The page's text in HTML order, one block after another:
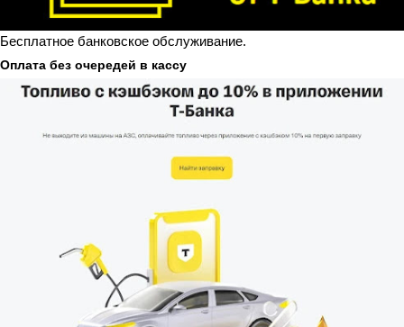
Бесплатное банковское обслуживание.
Оплата без очередей в кассу